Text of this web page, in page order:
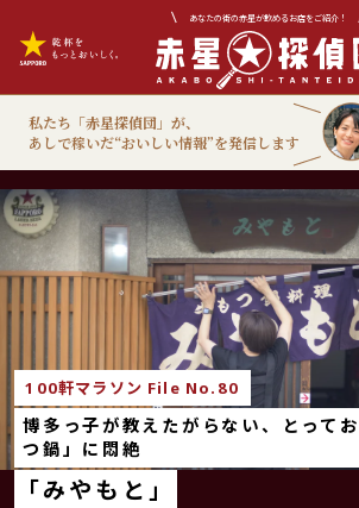
あなたの街の赤星が飲めるお店をご紹介！
私たち「赤星探偵団」が、
あしで稼いだ“おいしい情報”を発信します
100軒マラソン File No.80
博多っ子が教えたがらない、とって
つ鍋」に悶絶
「みやもと」